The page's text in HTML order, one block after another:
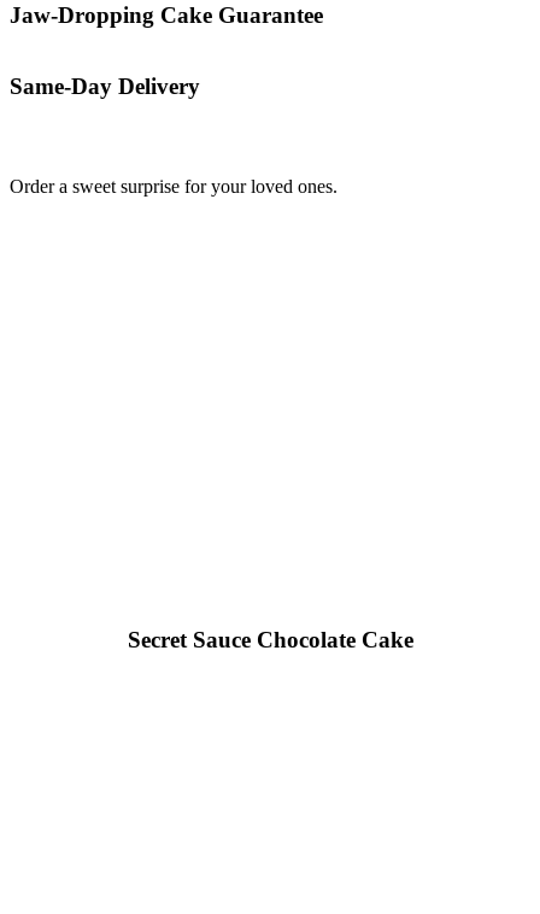
Jaw-Dropping Cake Guarantee
Same-Day Delivery
Order a sweet surprise for your loved ones.
Secret Sauce Chocolate Cake